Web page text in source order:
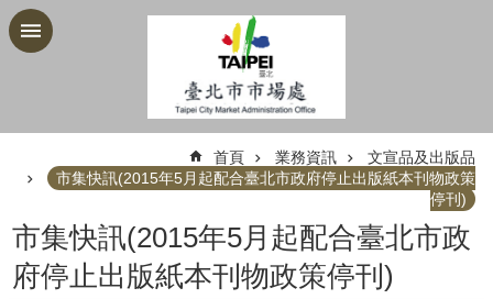
跳到主要內容區塊
首頁 業務資訊
文宣品及出版品
市集快訊(2015年5月起配合臺北市政府停止出版紙本刊物政策
停刊)
市集快訊(2015年5月起配合臺北市政
府停止出版紙本刊物政策停刊)